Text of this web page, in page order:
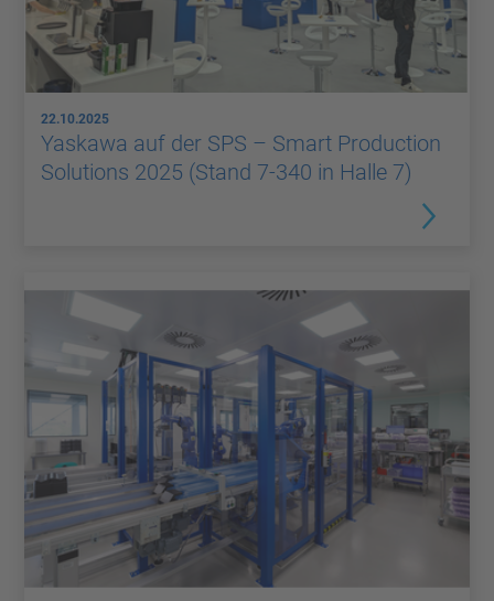
22.10.2025
Yaskawa auf der SPS – Smart Production
Solutions 2025 (Stand 7-340 in Halle 7)